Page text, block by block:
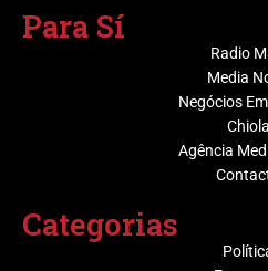
Para Sí
Radio
Media
Negócios
Chiola
Agência
Categorias